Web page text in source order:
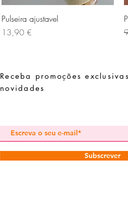
Visualização rápida
Pulseira ajustavel
Preço
13,90 €
Receba promoções
novidades
Subscrever